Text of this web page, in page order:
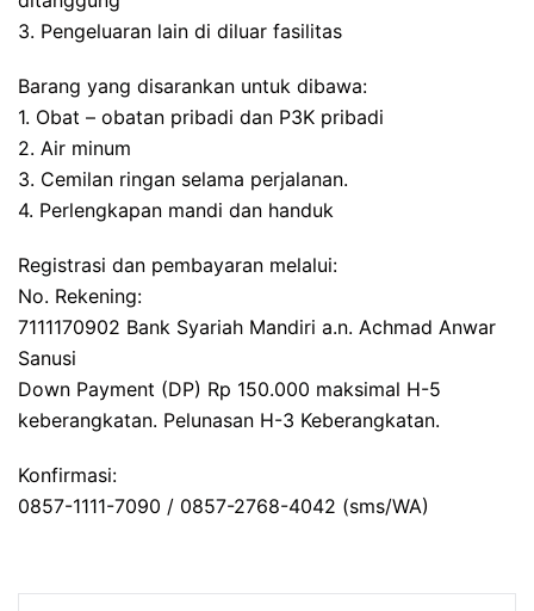
3. Pengeluaran lain di diluar fasilitas
Barang yang disarankan untuk dibawa:
1. Obat – obatan pribadi dan P3K pribadi
2. Air minum
3. Cemilan ringan selama perjalanan.
4. Perlengkapan mandi dan handuk
Registrasi dan pembayaran melalui:
No. Rekening:
7111170902 Bank Syariah Mandiri a.n. Achmad Anwar
Sanusi
Down Payment (DP) Rp 150.000 maksimal H-5
keberangkatan. Pelunasan H-3 Keberangkatan.
Konfirmasi:
0857-1111-7090 / 0857-2768-4042 (sms/WA)